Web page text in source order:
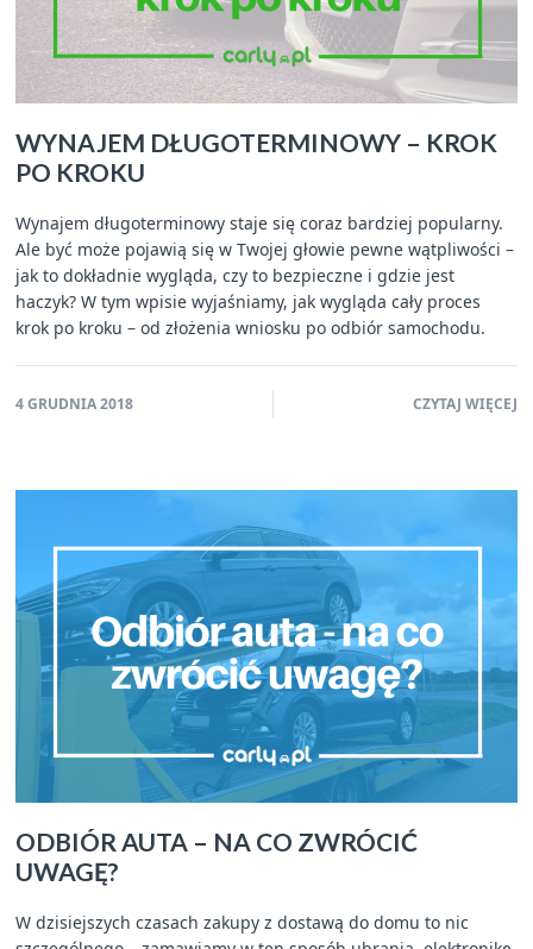
WYNAJEM DŁUGOTERMINOWY – KROK
PO KROKU
Wynajem długoterminowy staje się coraz bardziej popularny.
Ale być może pojawią się w Twojej głowie pewne wątpliwości –
jak to dokładnie wygląda, czy to bezpieczne i gdzie jest
haczyk? W tym wpisie wyjaśniamy, jak wygląda cały proces
krok po kroku – od złożenia wniosku po odbiór samochodu.
4 GRUDNIA 2018 CZYTAJ WIĘCEJ
ODBIÓR AUTA – NA CO ZWRÓCIĆ
UWAGĘ?
W dzisiejszych czasach zakupy z dostawą do domu to nic